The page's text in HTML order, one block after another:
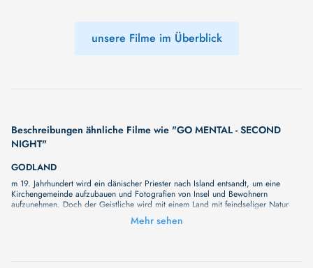
unsere Filme im Überblick
Beschreibungen ähnliche Filme wie "GO MENTAL - SECOND
NIGHT"
GODLAND
m 19. Jahrhundert wird ein dänischer Priester nach Island entsandt, um eine
Kirchengemeinde aufzubauen und Fotografien von Insel und Bewohnern
aufzunehmen. Doch der Geistliche wird mit einem Land mit feindseliger Natur
und rauen Bewohnern konfrontiert, leidet an Erschütterungen seines Glaubens
und stößt bei seinem Werben um eine junge Frau auf Widerstand ihres Vaters.
Mehr sehen